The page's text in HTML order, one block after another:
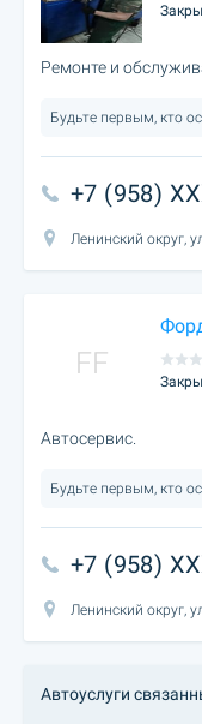
Ремонте и
Будьте первым, кто
+7 (958)
Ленинский округ,
FF
Автосервис.
Будьте первым, кто
+7 (958)
Ленинский округ,
Автоуслуги